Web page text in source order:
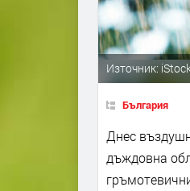
Източник:
България
Днес
дъждовна